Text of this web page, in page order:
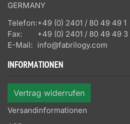
GERMANY
Telefon:+49 (0) 2401 / 80 49 49 1
Fax:
+49 (0) 2401 / 80 49 49 3
E-Mail: info@fabrilogy.com
INFORMATIONEN
Vertrag widerrufen
Versandinformationen